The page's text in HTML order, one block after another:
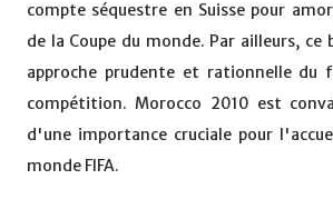
compte séquestre en Suisse pour
de la Coupe du monde. Par ailleurs,
approche prudente et rationnelle du
compétition. Morocco 2010 est
d'une importance cruciale pour
monde FIFA.